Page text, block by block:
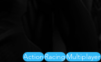
ActionRacingMultiplayer